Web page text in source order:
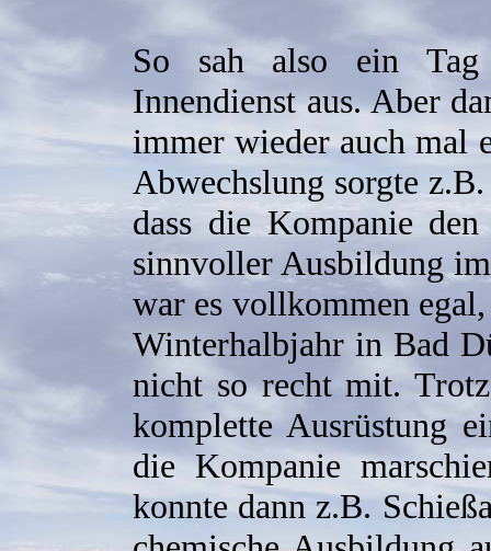
So sah also ein Tag
Innendienst aus. Aber
immer wieder auch mal
Abwechslung sorgte
dass die Kompanie
sinnvoller Ausbildung
war es vollkommen
Winterhalbjahr in Bad
nicht so recht mit.
komplette Ausrüstung
die Kompanie
konnte dann z.B.